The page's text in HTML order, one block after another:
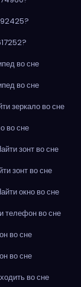
во сне
во сне
зеркало во сне
во сне
зонт во сне
зонт во сне
окно во сне
телефон во сне
во сне
во сне
во сне